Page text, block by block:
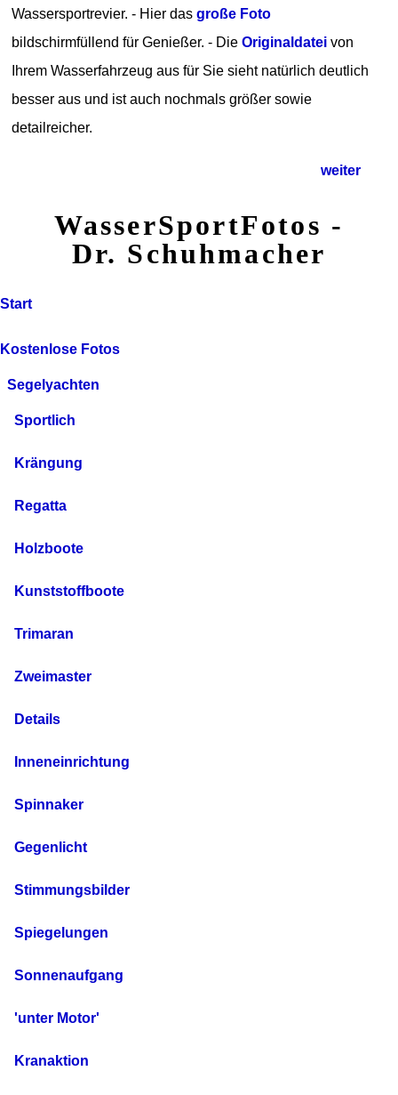
Wassersportrevier. - Hier dasgroße Foto
bildschirmfüllend für Genießer. - DieOriginaldatei von
Ihrem Wasserfahrzeug aus für Sie sieht natürlich deutlich
besser aus und ist auch nochmals größer sowie
detailreicher.
weiter
WasserSportFotos -
Dr. Schuhmacher
Start
Kostenlose Fotos
Segelyachten
Sportlich
Krängung
Regatta
Holzboote
Kunststoffboote
Trimaran
Zweimaster
Details
Inneneinrichtung
Spinnaker
Gegenlicht
Stimmungsbilder
Spiegelungen
Sonnenaufgang
'unter Motor'
Kranaktion